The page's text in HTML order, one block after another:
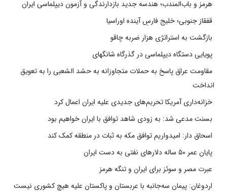
هرمز و باب‌المندب؛ هندسه جدید بازدارندگی و آزمون دیپلماسی ایران
قفقاز جنوبی؛ خلیج فارسِ آینده اوراسیا
بازگشت به استراتژی هزار ضربه چاقو
پویایی دستگاه دیپلماسی در گذرگاه شانگهای
مقاومت عراق پاسخ به حملات متجاوزانه به حشد الشعبی را به تعویق
انداخت
خزانه‌داری آمریکا تحریم‌های جدیدی علیه ایران اعمال کرد
بسنت مدعی شد: به زودی شاهد توافق با ایران خواهیم بود
اسحاق دار: امیدواریم توافق مکه به ثبات در منطقه کمک کند
پایان عمر ۵۰ ساله دلارهای نفتی به دست ایران
عبرت مصر و سوئز برای ایران و تنگه هرمز
اردوغان: پیمان سه‌جانبه با عربستان و پاکستان علیه هیچ کشوری نیست